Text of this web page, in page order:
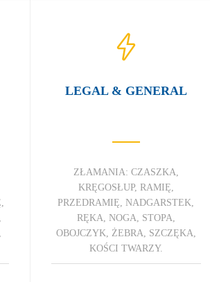
LEGAL & GENERAL
ZŁAMANIA: CZASZKA,
KRĘGOSŁUP, RAMIĘ,
PRZEDRAMIĘ, NADGARSTEK,
RĘKA, NOGA, STOPA,
OBOJCZYK, ŻEBRA, SZCZĘKA,
KOŚCI TWARZY.